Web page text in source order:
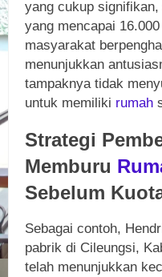
yang cukup
yang mencapai
masyarakat
menunjukkan
tampaknya tidak
untuk memiliki rumah
Strategi
Memburu
Sebelum
Sebagai contoh,
pabrik di Cileungsi,
telah menunjukkan